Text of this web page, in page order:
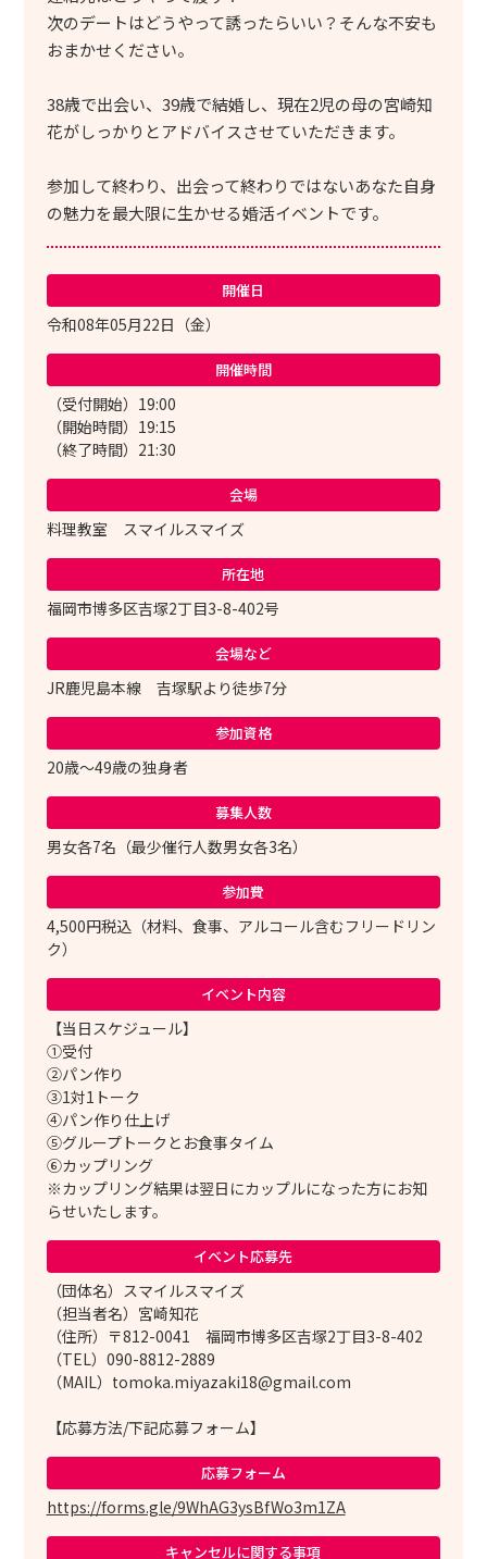
次のデートはどうやって誘ったらいい？そんな不安も
おまかせください。
38歳で出会い、39歳で結婚し、現在2児の母の宮崎知
花がしっかりとアドバイスさせていただきます。
参加して終わり、出会って終わりではないあなた自身
の魅力を最大限に生かせる婚活イベントです。
開催日
令和08年05月22日（金）
開催時間
（受付開始）19:00
（開始時間）19:15
（終了時間）21:30
会場
料理教室 スマイルスマイズ
所在地
福岡市博多区吉塚2丁目3-8-402号
会場など
JR鹿児島本線 吉塚駅より徒歩7分
参加資格
20歳～49歳の独身者
募集人数
男女各7名（最少催行人数男女各3名）
参加費
4,500円税込（材料、食事、アルコール含むフリードリン
ク）
イベント内容
【当日スケジュール】
①受付
②パン作り
③1対1トーク
④パン作り仕上げ
⑤グループトークとお食事タイム
⑥カップリング
※カップリング結果は翌日にカップルになった方にお知
らせいたします。
イベント応募先
（団体名）スマイルスマイズ
（担当者名）宮崎知花
（住所）〒812-0041 福岡市博多区吉塚2丁目3-8-402
（TEL）090-8812-2889
（MAIL）tomoka.miyazaki18@gmail.com
【応募方法/下記応募フォーム】
応募フォーム
https://forms.gle/9WhAG3ysBfWo3m1ZA
キャンセルに関する事項